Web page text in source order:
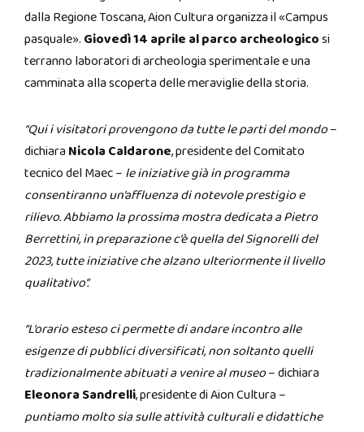
dalla Regione Toscana, Aion Cultura organizza il «Campus
pasquale». Giovedì 14 aprile al parco archeologicosi
terranno laboratori di archeologia sperimentale e una
camminata alla scoperta delle meraviglie della storia.
“Qui i visitatori provengono da tutte le parti del mondo–
dichiara Nicola Caldarone, presidente del Comitato
tecnico del Maec – le iniziative già in programma
consentiranno un’affluenza di notevole prestigio e
rilievo. Abbiamo la prossima mostra dedicata a Pietro
Berrettini, in preparazione c’è quella del Signorelli del
2023, tutte iniziative che alzano ulteriormente il livello
qualitativo”.
“L’orario esteso ci permette di andare incontro alle
esigenze di pubblici diversificati, non soltanto quelli
tradizionalmente abituati a venire al museo– dichiara
Eleonora Sandrelli, presidente di Aion Cultura –
puntiamo molto sia sulle attività culturali e didattiche